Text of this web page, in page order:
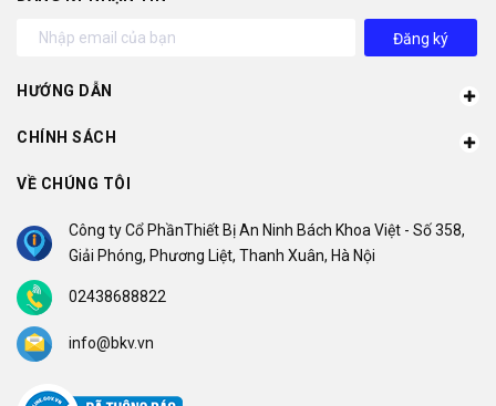
Đăng ký
HƯỚNG DẪN
CHÍNH SÁCH
VỀ CHÚNG TÔI
Công ty Cổ PhầnThiết Bị An Ninh Bách Khoa Việt - Số 358,
Giải Phóng, Phương Liệt, Thanh Xuân, Hà Nội
02438688822
info@bkv.vn